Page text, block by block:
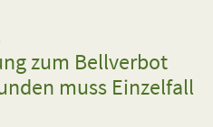
zum Bellverbot
muss Einzelfall